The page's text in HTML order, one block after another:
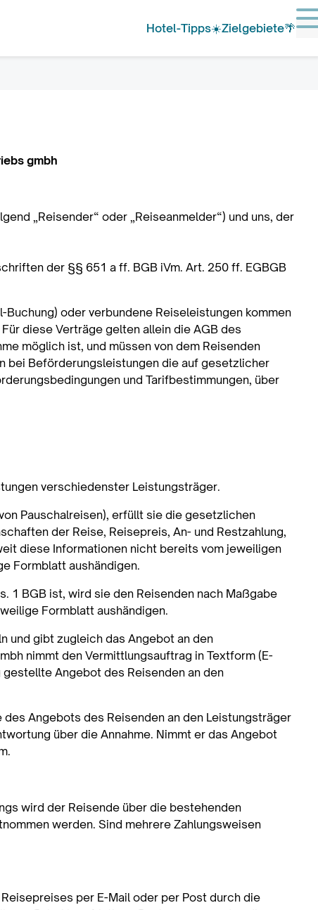
Hotel-Tipps☀️Zielgebiete🌴
gmbh
„Reisender“ oder „Reiseanmelder“) und uns, der
der §§ 651 a ff. BGB iVm. Art. 250 ff. EGBGB
oder verbundene Reiseleistungen kommen
diese Verträge gelten allein die AGB des
möglich ist, und müssen von dem Reisenden
bei Beförderungsleistungen die auf gesetzlicher
und Tarifbestimmungen, über
verschiedenster Leistungsträger.
Pauschalreisen), erfüllt sie die gesetzlichen
der Reise, Reisepreis, An- und Restzahlung,
diese Informationen nicht bereits vom jeweiligen
Formblatt aushändigen.
1 BGB ist, wird sie den Reisenden nach Maßgabe
Formblatt aushändigen.
und gibt zugleich das Angebot an den
nimmt den Vermittlungsauftrag in Textform (E-
Angebot des Reisenden an den
Angebots des Reisenden an den Leistungsträger
über die Annahme. Nimmt er das Angebot
wird der Reisende über die bestehenden
werden. Sind mehrere Zahlungsweisen
per E-Mail oder per Post durch die